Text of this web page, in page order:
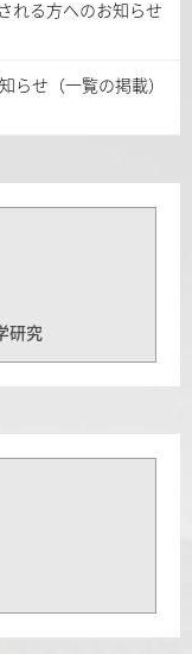
れる方へのお知らせ
らせ（一覧の掲載）
研究